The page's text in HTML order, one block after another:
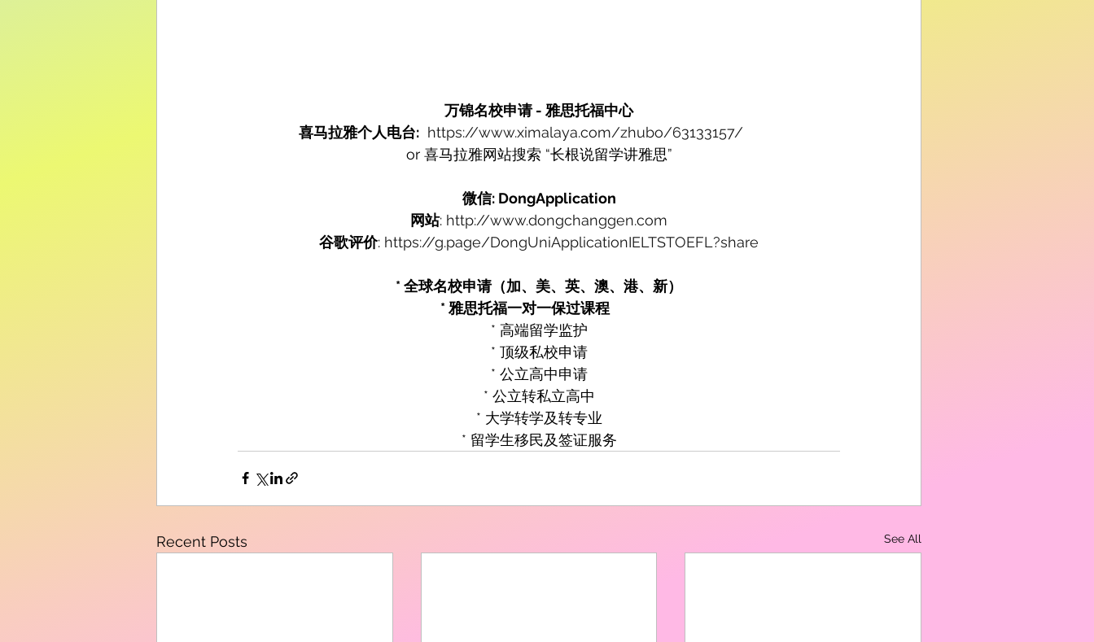
万锦名校申请 - 雅思托福中心
喜马拉雅个人电台: https://www.ximalaya.com/zhubo/63133157/
or 喜马拉雅网站搜索 “长根说留学讲雅思”
微信: DongApplication
网站: http://www.dongchanggen.com
谷歌评价: https://g.page/DongUniApplicationIELTSTOEFL?share
* 全球名校申请（加、美、英、澳、港、新）
* 雅思托福一对一保过课程
* 高端留学监护
* 顶级私校申请
* 公立高中申请
* 公立转私立高中
* 大学转学及转专业
* 留学生移民及签证服务
Recent Posts See All